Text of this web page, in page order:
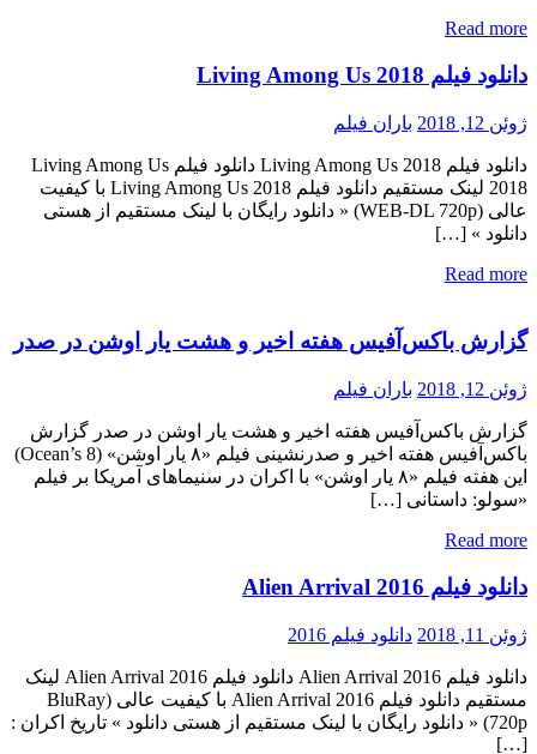
Read more
دانلود فیلم Living Among Us 2018
ژوئن 12, 2018 باران فیلم
دانلود فیلم Living Among Us 2018 دانلود فیلم Living Among Us
2018 لینک مستقیم دانلود فیلم Living Among Us 2018 با کیفیت
عالی (WEB-DL 720p) « دانلود رایگان با لینک مستقیم از هستی
دانلود » […]
Read more
گزارش باکس‌آفیس هفته اخیر و هشت یار اوشن در صدر
ژوئن 12, 2018 باران فیلم
گزارش باکس‌آفیس هفته اخیر و هشت یار اوشن در صدر گزارش
باکس‌آفیس هفته اخیر و صدرنشینی فیلم «۸ یار اوشن» (Ocean’s 8)
این هفته فیلم «۸ یار اوشن» با اکران در سنیماهای آمریکا بر فیلم
«سولو: داستانی […]
Read more
دانلود فیلم Alien Arrival 2016
ژوئن 11, 2018 دانلود فیلم 2016
دانلود فیلم Alien Arrival 2016 دانلود فیلم Alien Arrival 2016 لینک
مستقیم دانلود فیلم Alien Arrival 2016 با کیفیت عالی (BluRay
720p) « دانلود رایگان با لینک مستقیم از هستی دانلود » تاریخ اکران :
[…]